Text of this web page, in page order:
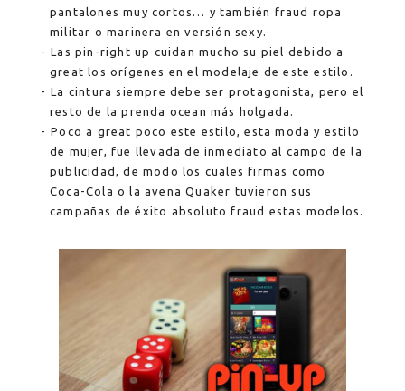
pantalones muy cortos… y también fraud ropa
militar o marinera en versión sexy.
Las pin-right up cuidan mucho su piel debido a
great los orígenes en el modelaje de este estilo.
La cintura siempre debe ser protagonista, pero el
resto de la prenda ocean más holgada.
Poco a great poco este estilo, esta moda y estilo
de mujer, fue llevada de inmediato al campo de la
publicidad, de modo los cuales firmas como
Coca-Cola o la avena Quaker tuvieron sus
campañas de éxito absoluto fraud estas modelos.